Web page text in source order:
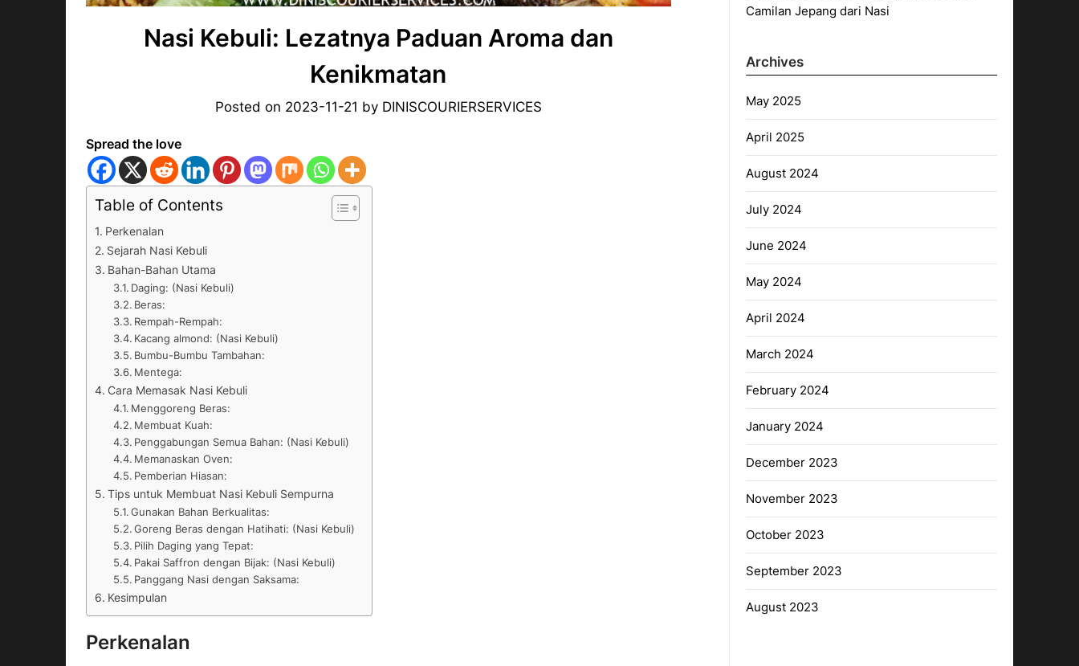
Nasi Kebuli: Lezatnya Paduan Aroma dan
Kenikmatan
Posted on 2023-11-21 by DINISCOURIERSERVICES
Spread the love
Table of Contents
Perkenalan
Sejarah Nasi Kebuli
Bahan-Bahan Utama
Daging: (Nasi Kebuli)
Beras:
Rempah-Rempah:
Kacang almond: (Nasi Kebuli)
Bumbu-Bumbu Tambahan:
Mentega:
Cara Memasak Nasi Kebuli
Menggoreng Beras:
Membuat Kuah:
Penggabungan Semua Bahan: (Nasi Kebuli)
Memanaskan Oven:
Pemberian Hiasan:
Tips untuk Membuat Nasi Kebuli Sempurna
Gunakan Bahan Berkualitas:
Goreng Beras dengan Hatihati: (Nasi Kebuli)
Pilih Daging yang Tepat:
Pakai Saffron dengan Bijak: (Nasi Kebuli)
Panggang Nasi dengan Saksama:
Kesimpulan
Perkenalan
Camilan Jepang dari Nasi
Archives
May 2025
April 2025
August 2024
July 2024
June 2024
May 2024
April 2024
March 2024
February 2024
January 2024
December 2023
November 2023
October 2023
September 2023
August 2023